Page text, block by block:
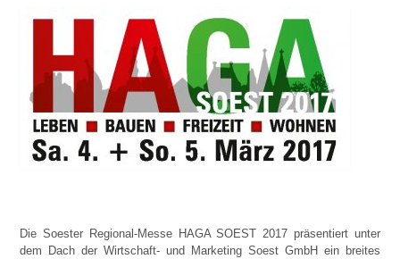
Die Soester Regional-Messe HAGA SOEST 2017 präsentiert unter
dem Dach der Wirtschaft- und Marketing Soest GmbH ein breites